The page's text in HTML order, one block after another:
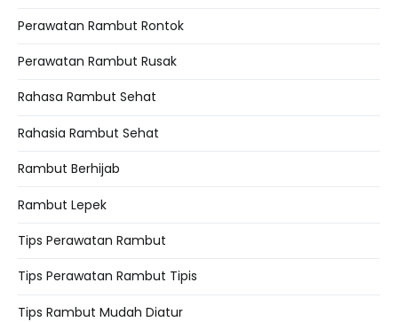
Perawatan Rambut Rontok
Perawatan Rambut Rusak
Rahasa Rambut Sehat
Rahasia Rambut Sehat
Rambut Berhijab
Rambut Lepek
Tips Perawatan Rambut
Tips Perawatan Rambut Tipis
Tips Rambut Mudah Diatur